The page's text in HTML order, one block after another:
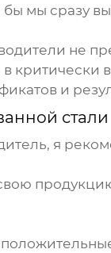
мы сразу
не
и
, я